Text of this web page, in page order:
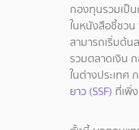
กองทุนรวมเป็
ในหนังสือชี้ชว
สามารถเริ่มต้น
รวมตลาดเงิน
ในต่างประเทศ
ยาว (SSF) ที่เพิ่